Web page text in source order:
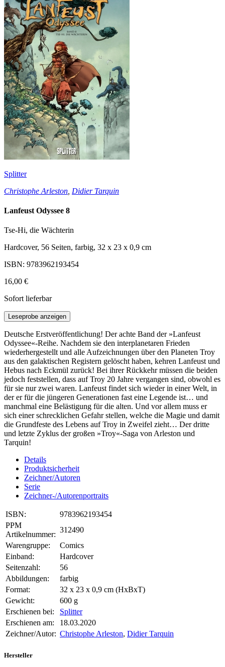
Splitter
Christophe Arleston Didier Tarquin
Lanfeust Odyssee 8
Tse-Hi, die Wächterin
Hardcover, 56 Seiten, farbig, 32 x 23 x 0,9 cm
ISBN: 9783962193454
16,00 €
Sofort lieferbar
Leseprobe anzeigen
Deutsche Erstveröffentlichung! Der achte Band der »Lanfeust
Odyssee«-Reihe. Nachdem sie den interplanetaren Frieden
wiederhergestellt und alle Aufzeichnungen über den Planeten Troy
aus den galaktischen Registern gelöscht haben, kehren Lanfeust und
Hebus nach Eckmül zurück! Bei ihrer Rückkehr müssen die beiden
jedoch feststellen, dass auf Troy 20 Jahre vergangen sind, obwohl es
für sie nur zwei waren. Lanfeust findet sich wieder in einer Welt, in
der er für die jüngeren Generationen fast eine Legende ist… und
manchmal eine Belästigung für die alten. Und vor allem muss er
sich einer schrecklichen Gefahr stellen, welche die Magie und damit
die Grundfeste des Lebens auf Troy in Zweifel zieht… Der dritte
und letzte Zyklus der großen »Troy«-Saga von Arleston und
Tarquin!
Details
Produktsicherheit
Zeichner/Autoren
Serie
Zeichner-/Autorenportraits
ISBN:
9783962193454
PPM
Artikelnummer:
312490
Warengruppe:
Comics
Einband:
Hardcover
Seitenzahl:
56
Abbildungen:
farbig
Format:
32 x 23 x 0,9 cm (HxBxT)
Gewicht:
600 g
Erschienen bei:
Splitter
Erschienen am:
18.03.2020
Zeichner/Autor: Christophe Arleston, Didier Tarquin
Hersteller